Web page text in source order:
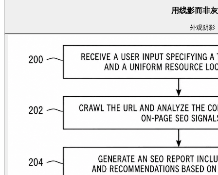
用线影而非
外观阴影